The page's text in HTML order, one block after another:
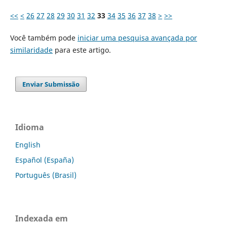
<< < 26 27 28 29 30 31 32 33 34 35 36 37 38 > >>
Você também pode iniciar uma pesquisa avançada por
similaridadepara este artigo.
Enviar Submissão
Idioma
English
Español (España)
Português (Brasil)
Indexada em